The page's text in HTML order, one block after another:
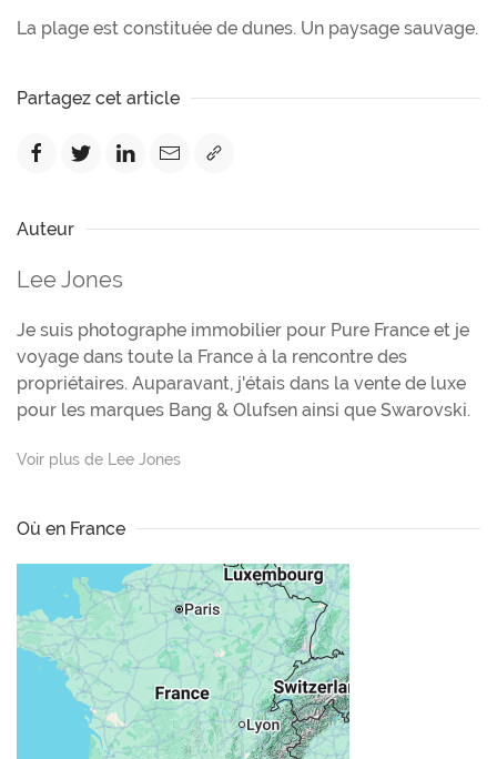
La plage est constituée de dunes. Un paysage sauvage.
Partagez cet article
Auteur
Lee Jones
Je suis photographe immobilier pour Pure France et je
voyage dans toute la France à la rencontre des
propriétaires. Auparavant, j'étais dans la vente de luxe
pour les marques Bang & Olufsen ainsi que Swarovski.
Voir plus de Lee Jones
Où en France